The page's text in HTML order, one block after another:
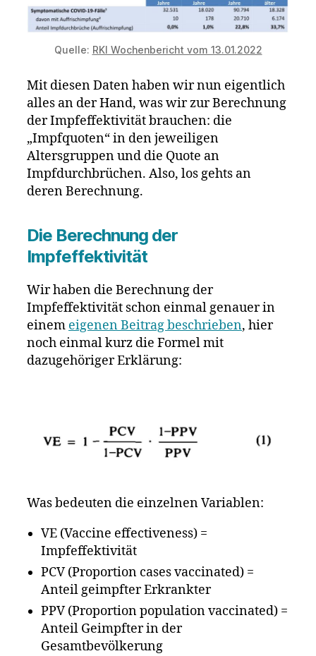
Quelle: RKI Wochenbericht vom 13.01.2022
Mit diesen Daten haben wir nun eigentlich
alles an der Hand, was wir zur Berechnung
der Impfeffektivität brauchen: die
„Impfquoten“ in den jeweiligen
Altersgruppen und die Quote an
Impfdurchbrüchen. Also, los gehts an
deren Berechnung.
Die Berechnung der
Impfeffektivität
Wir haben die Berechnung der
Impfeffektivität schon einmal genauer in
einem eigenen Beitrag beschrieben, hier
noch einmal kurz die Formel mit
dazugehöriger Erklärung:
Was bedeuten die einzelnen Variablen:
VE (Vaccine effectiveness) =
Impfeffektivität
PCV (Proportion cases vaccinated) =
Anteil geimpfter Erkrankter
PPV (Proportion population vaccinated) =
Anteil Geimpfter in der
Gesamtbevölkerung